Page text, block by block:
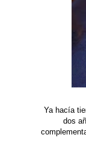
Ya hacía
dos